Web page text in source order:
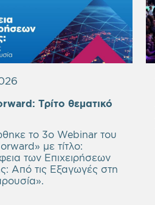
Τρίτο θεματικό
το 3ο Webinar του
με τίτλο:
των Επιχειρήσεων
Από τις Εξαγωγές στη
».